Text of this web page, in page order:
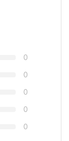
0
0
0
0
0